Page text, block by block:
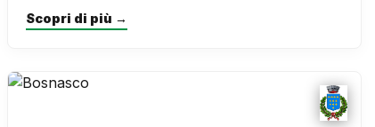
Scopri di più →